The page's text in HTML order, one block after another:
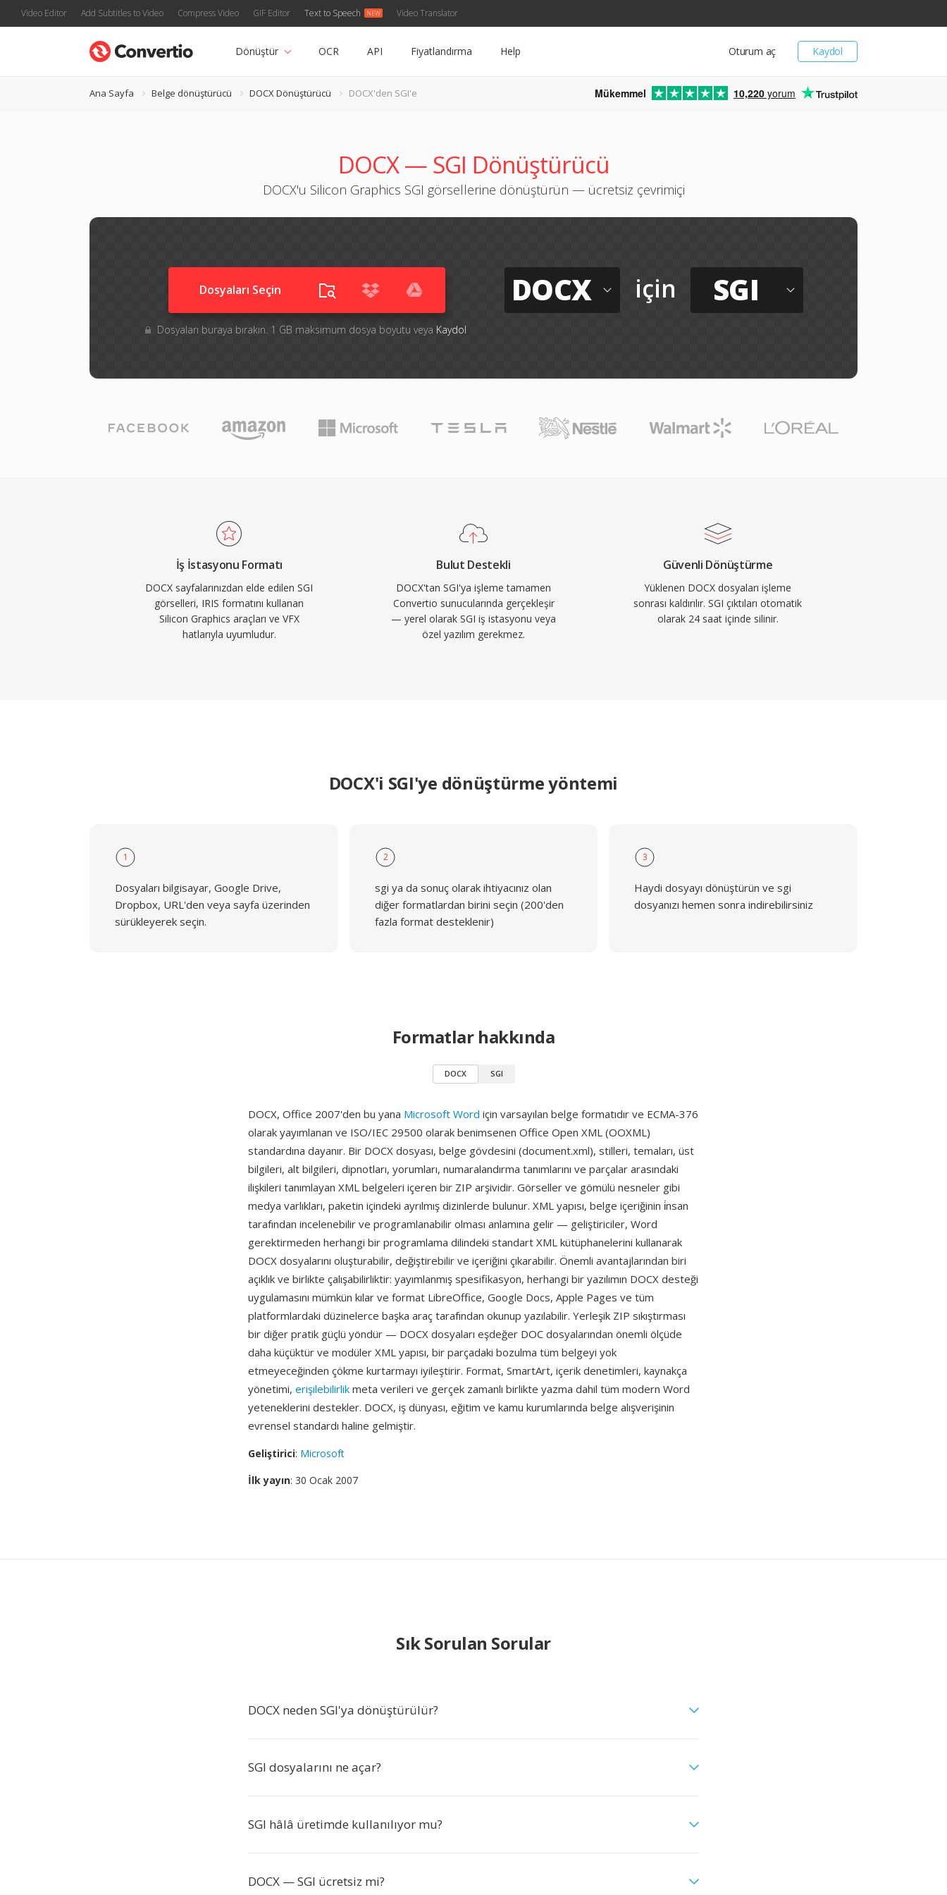
Video Editor Add Subtitles to Video Compress Video GIF Editor Text to Speech Video Translator
Kaydol
Oturum aç
Dönüştür OCR API Fiyatlandırma Help
Ana Sayfa Belge dönüştürücü DOCX Dönüştürücü DOCX'den SGI'e Mükemmel 10,220 yorum
DOCX — SGI Dönüştürücü
DOCX'u Silicon Graphics SGI görsellerine dönüştürün — ücretsiz çevrimiçi
Dosyaları Seçin
Dosyaları buraya bırakın. 1 GB maksimum dosya boyutu veya Kaydol
DOCX için SGI
İş İstasyonu Formatı
DOCX sayfalarınızdan elde edilen SGI
görselleri, IRIS formatını kullanan
Silicon Graphics araçları ve VFX
hatlarıyla uyumludur.
Bulut Destekli
DOCX'tan SGI'ya işleme tamamen
Convertio sunucularında gerçekleşir
— yerel olarak SGI iş istasyonu veya
özel yazılım gerekmez.
Güvenli Dönüştürme
Yüklenen DOCX dosyaları işleme
sonrası kaldırılır. SGI çıktıları otomatik
olarak 24 saat içinde silinir.
DOCX'i SGI'ye dönüştürme yöntemi
1
Dosyaları bilgisayar, Google Drive,
Dropbox, URL'den veya sayfa üzerinden
sürükleyerek seçin.
2
sgi ya da sonuç olarak ihtiyacınız olan
diğer formatlardan birini seçin (200'den
fazla format desteklenir)
3
Haydi dosyayı dönüştürün ve sgi
dosyanızı hemen sonra indirebilirsiniz
Formatlar hakkında
DOCX SGI
DOCX, Office 2007'den bu yana Microsoft Word için varsayılan belge formatıdır ve ECMA-376
olarak yayımlanan ve ISO/IEC 29500 olarak benimsenen Office Open XML (OOXML)
standardına dayanır. Bir DOCX dosyası, belge gövdesini (document.xml), stilleri, temaları, üst
bilgileri, alt bilgileri, dipnotları, yorumları, numaralandırma tanımlarını ve parçalar arasındaki
ilişkileri tanımlayan XML belgeleri içeren bir ZIP arşividir. Görseller ve gömülü nesneler gibi
medya varlıkları, paketin içindeki ayrılmış dizinlerde bulunur. XML yapısı, belge içeriğinin i̇nsan
tarafından incelenebilir ve programlanabilir olması anlamına gelir — geliştiriciler, Word
gerektirmeden herhangi bir programlama dilindeki standart XML kütüphanelerini kullanarak
DOCX dosyalarını oluşturabilir, değiştirebilir ve içeriğini çıkarabilir. Önemli avantajlarından biri
açıklık ve birlikte çalışabilirliktir: yayımlanmış spesifikasyon, herhangi bir yazılımın DOCX desteği
uygulamasını mümkün kılar ve format LibreOffice, Google Docs, Apple Pages ve tüm
platformlardaki düzinelerce başka araç tarafından okunup yazılabilir. Yerleşik ZIP sıkıştırması
bir diğer pratik güçlü yöndür — DOCX dosyaları eşdeğer DOC dosyalarından önemli ölçüde
daha küçüktür ve modüler XML yapısı, bir parçadaki bozulma tüm belgeyi yok
etmeyeceğinden çökme kurtarmayı iyileştirir. Format, SmartArt, içerik denetimleri, kaynakça
yönetimi, erişilebilirlik meta verileri ve gerçek zamanlı birlikte yazma dahil tüm modern Word
yeteneklerini destekler. DOCX, iş dünyası, eğitim ve kamu kurumlarında belge alışverişinin
evrensel standardı haline gelmiştir.
Geliştirici: Microsoft
İlk yayın: 30 Ocak 2007
Sık Sorulan Sorular
DOCX neden SGI'ya dönüştürülür?
SGI dosyalarını ne açar?
SGI hâlâ üretimde kullanılıyor mu?
DOCX — SGI ücretsiz mi?